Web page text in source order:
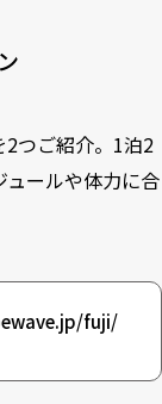
2つご紹介。1泊2
ュールや体力に合
fuji/